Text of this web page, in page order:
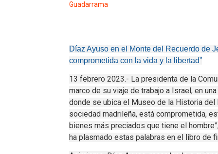
Guadarrama
Díaz Ayuso en el Monte del Recuerdo de
comprometida con la vida y la libertad”
13 febrero 2023.- La presidenta de la
marco de su viaje de trabajo a Israel, en
donde se ubica el Museo de la Historia del
sociedad madrileña, está comprometida,
bienes más preciados que tiene el
ha plasmado estas palabras en el libro de